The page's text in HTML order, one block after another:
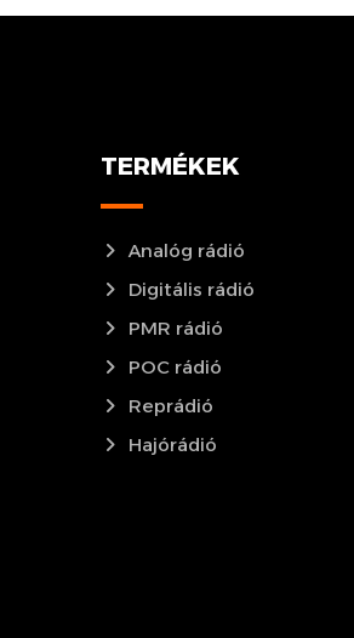
TERMÉKEK
Analóg rádió
Digitális rádió
PMR rádió
POC rádió
Reprádió
Hajórádió